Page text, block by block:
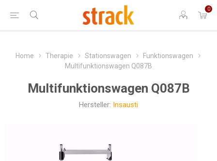
0
Home Therapie Stationswagen
Funktionswagen
Multifunktionswagen Q087B
Multifunktionswagen Q087B
Hersteller: Insausti